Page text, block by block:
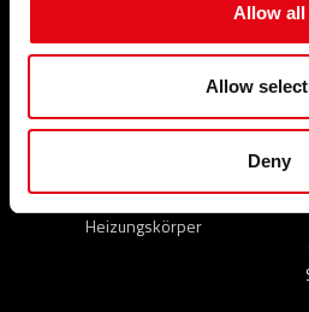
Allow all
Allow
Deny
PRODUKTE
Pressfitting-Systeme
Abfluss-Systeme
Blindstopfen und Zubehör für
Heizungskörper